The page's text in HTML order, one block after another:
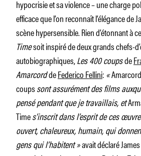
hypocrisie et sa violence – une charge
efficace que l’on reconnaît l’élégance de
scène hypersensible. Rien d’étonnant à
Timesoit inspiré de deux grands chefs-
autobiographiques,Les 400 coupsde
AmarcorddeFederico Fellini: «Amarcord
coupssont assurément des films
pensé pendant que je travaillais, et
Times’inscrit dans l’esprit de ces
ouvert, chaleureux, humain, qui
gens qui l’habitent »avait déclaré